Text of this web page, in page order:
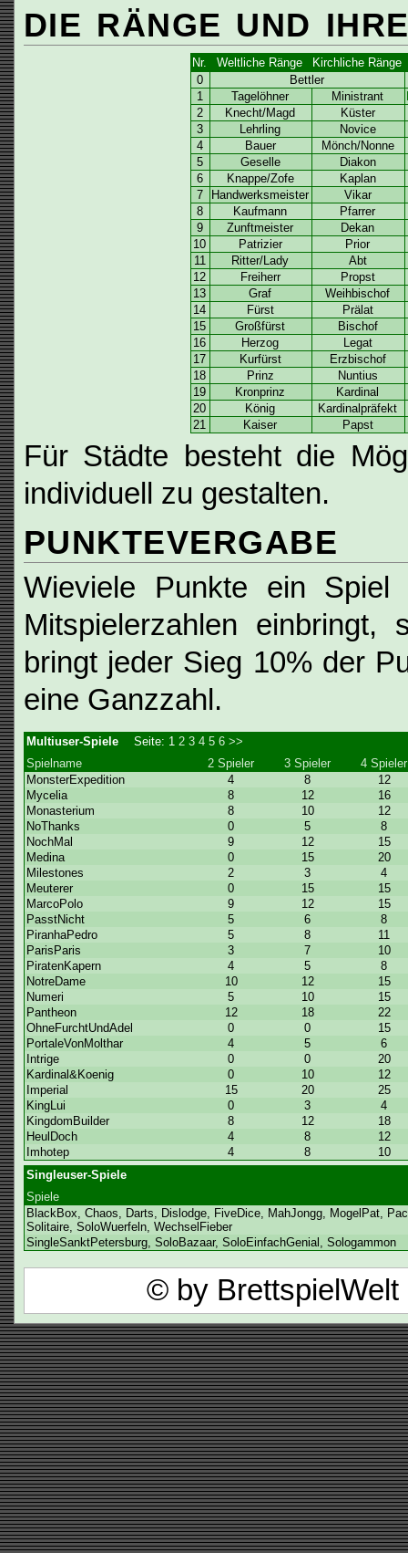
DIE RÄNGE UND
Nr. Weltliche Ränge
Kirchliche Ränge
0
Bettler
1
Tagelöhner Ministrant
2
Knecht/Magd
Küster
3
Lehrling
Novice
4
Bauer
Mönch/Nonne
5
Geselle
Diakon
6
Knappe/Zofe
Kaplan
7
Handwerksmeister
Vikar
8
Kaufmann
Pfarrer
9
Zunftmeister
Dekan
10
Patrizier
Prior
11
Ritter/Lady
Abt
12
Freiherr
Propst
13
Graf
Weihbischof
14
Fürst
Prälat
15
Großfürst
Bischof
16
Herzog
Legat
17
Kurfürst
Erzbischof
18
Prinz
Nuntius
19
Kronprinz
Kardinal
20
König
Kardinalpräfekt
21
Kaiser Papst
Für Städte besteht die
individuell zu gestalten.
PUNKTEVERGABE
Wieviele Punkte ein Spiel
Mitspielerzahlen
bringt jeder Sieg 10% der
eine Ganzzahl.
Multiuser-Spiele Seite: 1 2 3 4 5 6 >>
Spielname
2 Spieler 3 Spieler
4 Spieler
MonsterExpedition
4 8
12
Mycelia
8 12
16
Monasterium
8 10
12
NoThanks
0 5
8
NochMal
9 12
15
Medina
0 15
20
Milestones
2 3
4
Meuterer
0 15
15
MarcoPolo
9 12
15
PasstNicht
5 6
8
PiranhaPedro
5 8
11
ParisParis
3 7
10
PiratenKapern
4 5
8
NotreDame
10 12
15
Numeri
5 10
15
Pantheon
12 18
22
OhneFurchtUndAdel
0 0
15
PortaleVonMolthar
4 5
6
Intrige
0 0
20
Kardinal&Koenig
0 10
12
Imperial
15 20
25
KingLui
0 3
4
KingdomBuilder
8 12
18
HeulDoch
4 8
12
Imhotep
4 8
10
Singleuser-Spiele
Spiele
BlackBox, Chaos, Darts, Dislodge, FiveDice, MahJongg, MogelPat,
Solitaire, SoloWuerfeln, WechselFieber
SingleSanktPetersburg, SoloBazaar, SoloEinfachGenial, Sologammon
© by